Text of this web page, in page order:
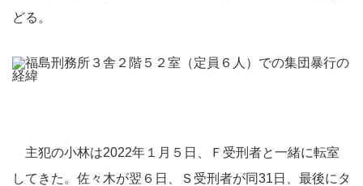
どる。
主犯の小林は2022年１月５日、Ｆ受刑者と一緒に転室
してきた。佐々木が翌６日、Ｓ受刑者が同31日、最後にタ